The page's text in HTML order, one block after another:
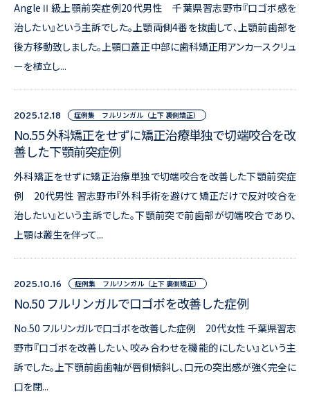
AngleⅡ級上顎前突症例20代男性 千葉県習志野市『口ゴボ感を
治したい』という主訴でした。上顎両側4番を抜歯して、上顎前歯部を
後方移動致しました。上顎口蓋正中部に歯科矯正用アンカースクリュ
ーを植立し...
2025.12.18 症例集 フルリンガル（上下 裏側矯正）
No.55 外科矯正をせずに矯正治療単独で切端咬合を改
善した下顎前突症例
外科矯正をせずに矯正治療単独で切端咬合を改善した下顎前突症
例 20代男性 習志野市『外科手術を避けて矯正だけで反対咬合を
治したい』という主訴でした。下顎前突で前歯部が切端咬合であり、
上顎は叢生を伴って...
2025.10.16 症例集 フルリンガル（上下 裏側矯正）
No.50 フルリンガルで口ゴボを改善した症例
No.50 フルリンガルで口ゴボを改善した症例 20代女性 千葉県習志
野市『口ゴボを改善したい、咬み合わせを機能的にしたい』という主
訴でした。上下顎前歯歯軸が唇側傾斜し、口元の突出感が強く完全に
口を閉...